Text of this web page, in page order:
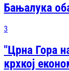
Бањалука
3
"Црна Гора
крхкој